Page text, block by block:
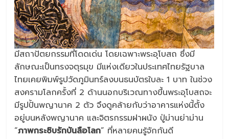
มีสถาปัตยกรรมที่โดดเด่น โดยเฉพาะพระอุโบสถ ซึ่งมี
ลักษณะเป็นทรงจตุรมุข มีแห่งเดียวในประเทศไทยรัฐบาล
ไทยเคยพิมพ์รูปวัดภูมินทร์ลงบนธนบัตรใบละ 1 บาท ในช่วง
สงครามโลกครั้งที่ 2 ด้านนอกบริเวณทางขึ้นพระอุโบสถจะ
มีรูปปั้นพญานาค 2 ตัว จึงดูคล้ายกับว่าอาคารแห่งนี้ตั้ง
อยู่บนหลังพญานาค และจิตรกรรมฝาผนัง ปู่ม่านย่าม่าน
“ภาพกระซิบรักบันลือโลก” ที่หลายคนรู้จักกันดี